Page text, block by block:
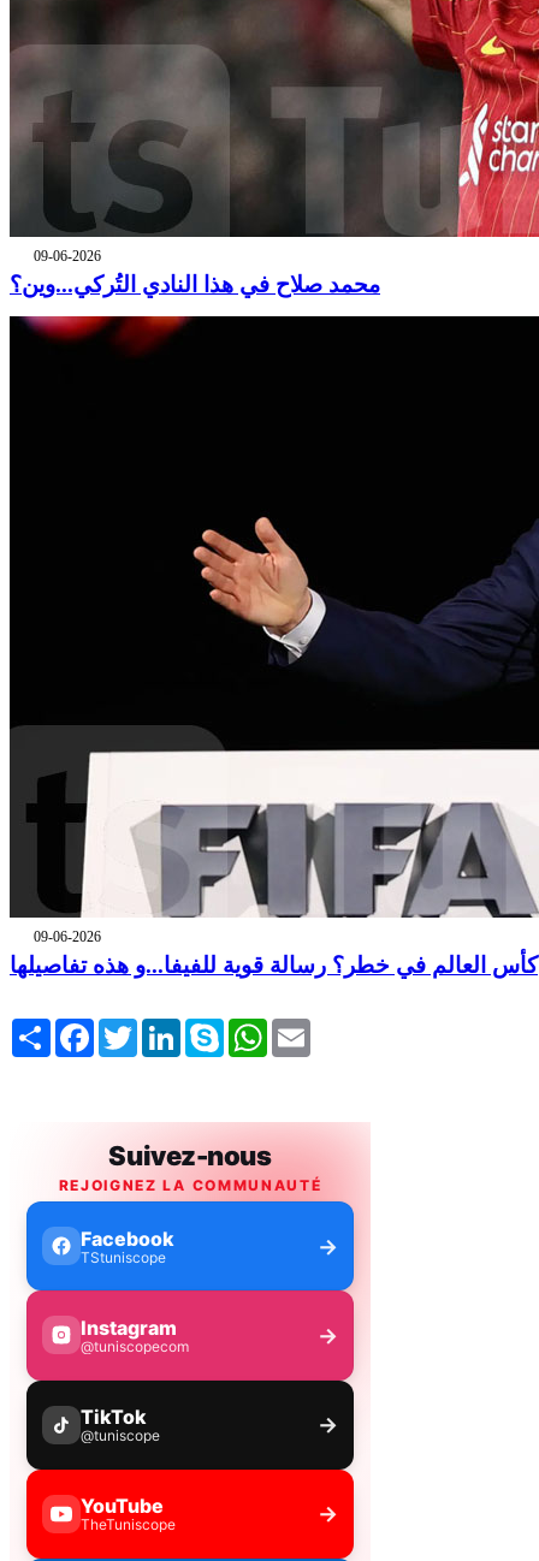
09-06-2026
محمد صلاح في هذا النادي التُركي...وين؟
09-06-2026
كأس العالم في خطر؟ رسالة قوية للفيفا...و هذه تفاصيلها
Share FacebookTwitterLinkedInSkype WhatsApp